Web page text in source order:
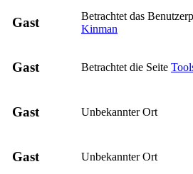
Gast
Betrachtet das
Kinman
Gast Betrachtet die Seite
Gast Unbekannter Ort
Gast Unbekannter Ort